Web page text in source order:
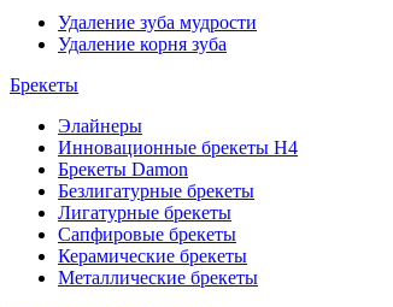
Удаление зуба мудрости
Удаление корня зуба
Брекеты
Элайнеры
Инновационные брекеты H4
Брекеты Damon
Безлигатурные брекеты
Лигатурные брекеты
Сапфировые брекеты
Керамические брекеты
Металлические брекеты